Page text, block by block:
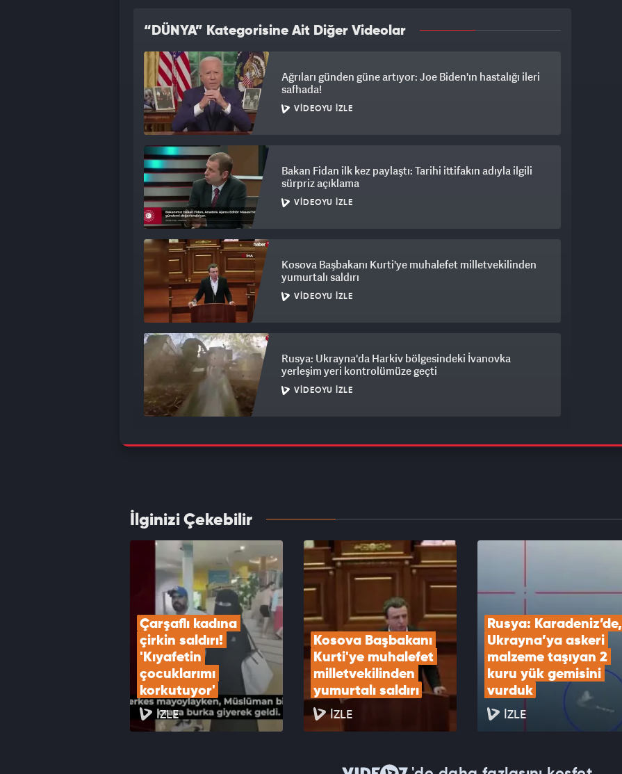
“DÜNYA” Kategorisine Ait Diğer Videolar
Ağrıları günden güne artıyor: Joe Biden'ın hastalığı ileri
safhada!
VIDEOYU İZLE
Bakan Fidan ilk kez paylaştı: Tarihi ittifakın adıyla ilgili
sürpriz açıklama
VIDEOYU İZLE
Kosova Başbakanı Kurti'ye muhalefet milletvekilinden
yumurtalı saldırı
VIDEOYU İZLE
Rusya: Ukrayna'da Harkiv bölgesindeki İvanovka
yerleşim yeri kontrolümüze geçti
VIDEOYU İZLE
İsrail, ABD'den bağımsız İran'a saldıracak!
VIDEOYU İZLE
İlginizi Çekebilir
Çarşaflı kadına
çirkin saldırı!
'Kıyafetin
çocuklarımı
korkutuyor'
İZLE
Kosova Başbakanı
Kurti'ye muhalefet
milletvekilinden
yumurtalı saldırı
İZLE
Rusya: Karadeniz’de,
Ukrayna’ya askeri
malzeme taşıyan 2
kuru yük gemisini
vurduk
İZLE